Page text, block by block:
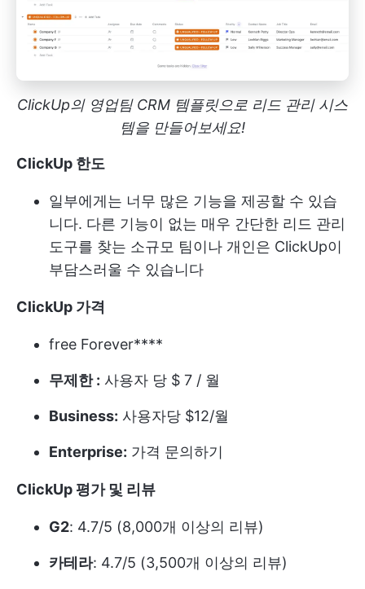
ClickUp의 영업팀 CRM 템플릿으로 리드 관리 시스
템을 만들어보세요!
ClickUp 한도
일부에게는 너무 많은 기능을 제공할 수 있습
니다. 다른 기능이 없는 매우 간단한 리드 관리
도구를 찾는 소규모 팀이나 개인은 ClickUp이
부담스러울 수 있습니다
ClickUp 가격
free Forever****
무제한 : 사용자 당 $ 7 / 월
Business: 사용자당 $12/월
Enterprise: 가격 문의하기
ClickUp 평가 및 리뷰
G2: 4.7/5 (8,000개 이상의 리뷰)
카테라: 4.7/5 (3,500개 이상의 리뷰)